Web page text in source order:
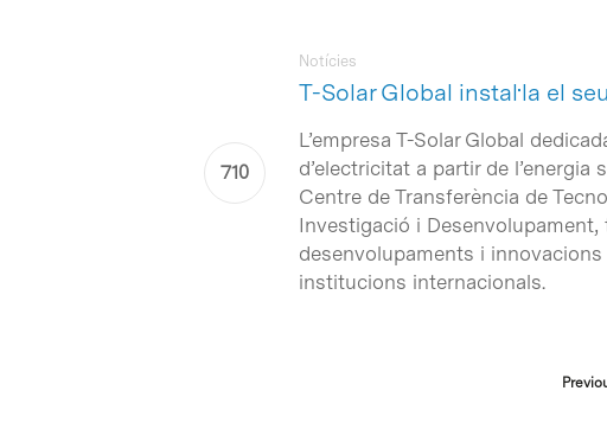
T-Solar Global instal·la el
Notícies
L’empresa T-Solar Global
d’electricitat a partir de
Centre de Transferència de
Investigació i
desenvolupaments i
institucions internacionals.